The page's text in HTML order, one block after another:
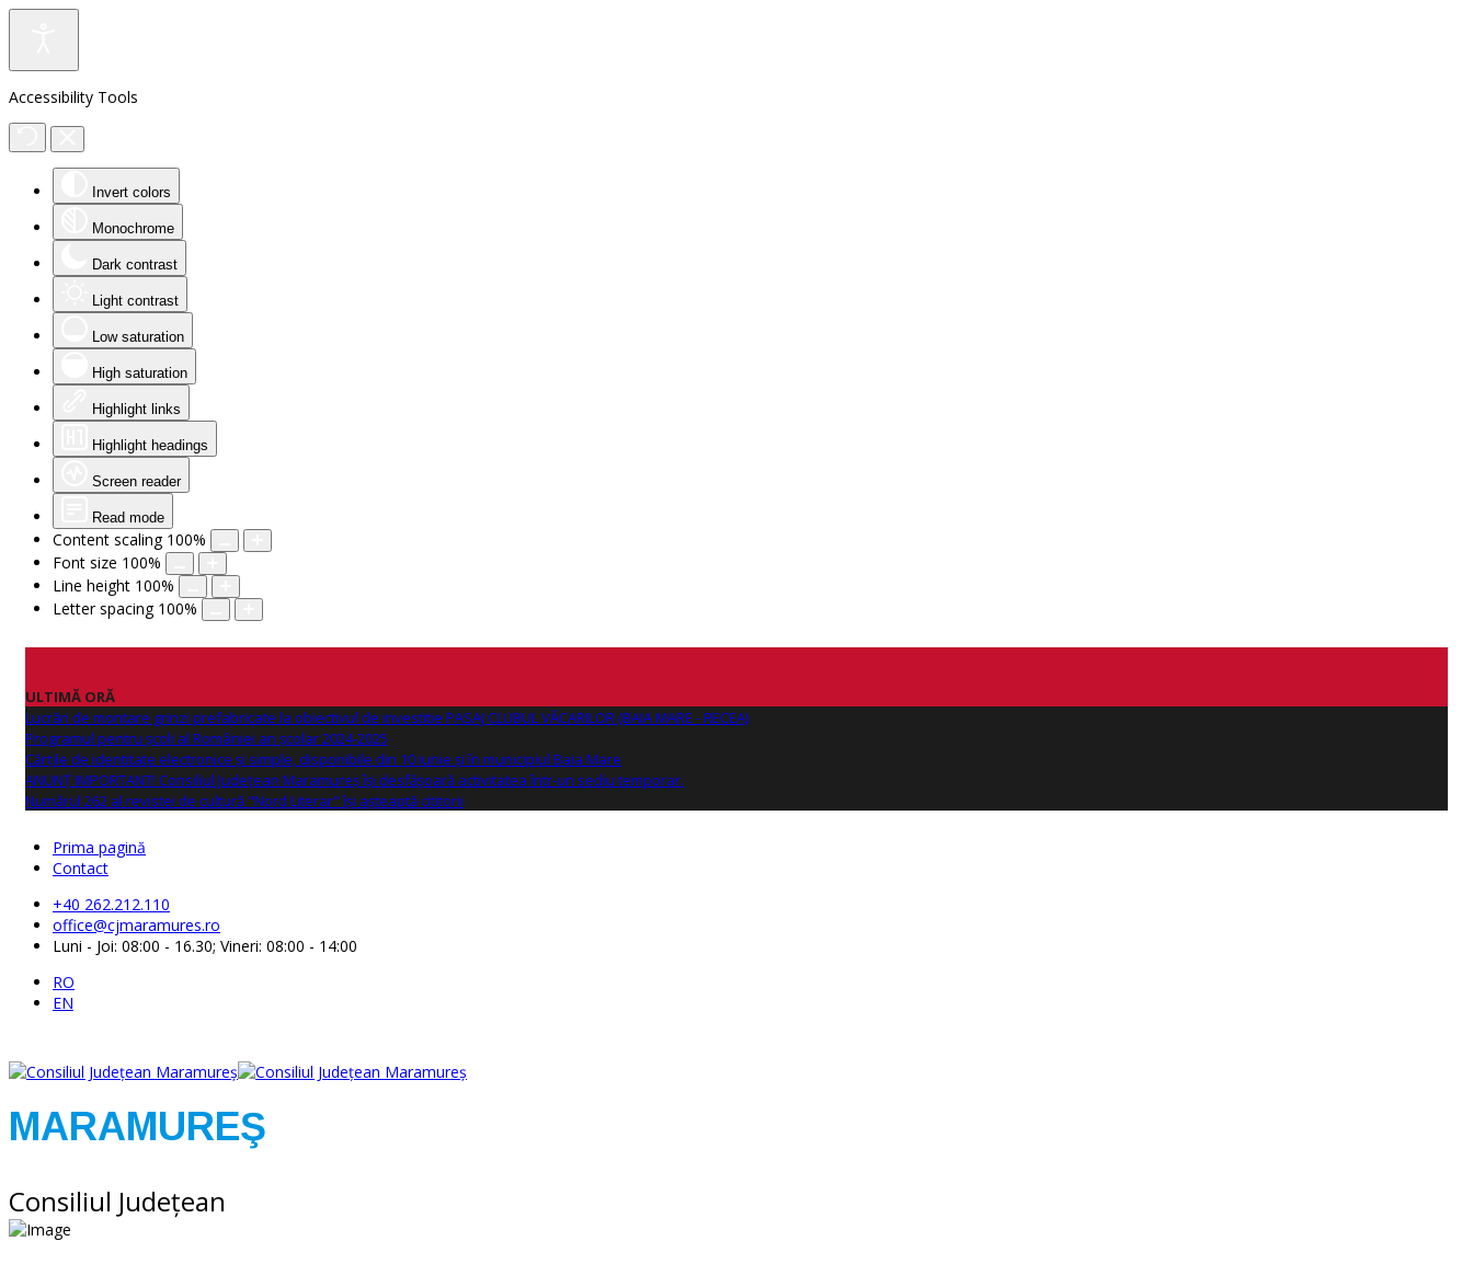
Accessibility Tools
Invert colors
Monochrome
Dark contrast
Light contrast
Low saturation
High saturation
Highlight links
Highlight headings
Screen reader
Read mode
Content scaling 100%
Font size 100%
Line height 100%
Letter spacing 100%
ULTIMĂ ORĂ
Lucrări de montare grinzi prefabricate la obiectivul de investitie PASAJ CLUBUL VĂCARILOR (BAIA MARE - RECEA)
Programul pentru școli al României an școlar 2024-2025
Cărțile de identitate electronice și simple, disponibile din 10 iunie și în municipiul Baia Mare
ANUNŢ IMPORTANT! Consiliul Județean Maramureș își desfășoară activitatea într-un sediu temporar.
Numărul 262 al revistei de cultură "Nord Literar" își așteaptă cititorii
Prima pagină
Contact
+40 262.212.110
office@cjmaramures.ro
Luni - Joi: 08:00 - 16.30; Vineri: 08:00 - 14:00
RO
EN
MARAMUREŞ
Consiliul Judeţean